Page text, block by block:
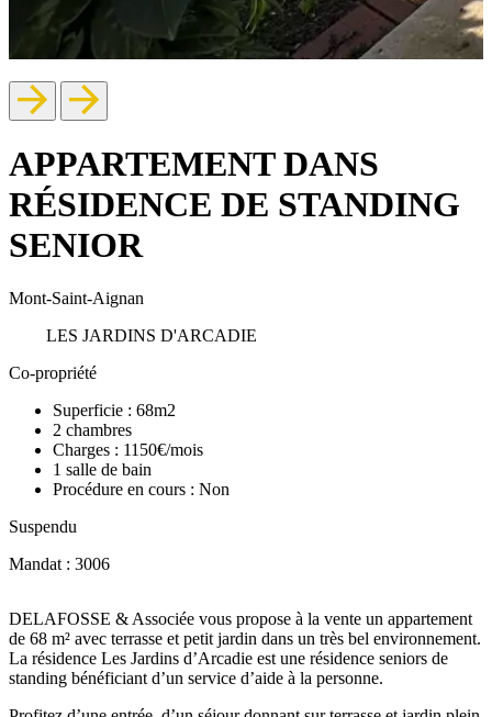
APPARTEMENT DANS
RÉSIDENCE DE STANDING
SENIOR
Mont-Saint-Aignan
LES JARDINS D'ARCADIE
Co-propriété
Superficie : 68m2
2 chambres
Charges : 1150€/mois
1 salle de bain
Procédure en cours : Non
Suspendu
Mandat : 3006
DELAFOSSE & Associée vous propose à la vente un appartement
de 68 m² avec terrasse et petit jardin dans un très bel environnement.
La résidence Les Jardins d’Arcadie est une résidence seniors de
standing bénéficiant d’un service d’aide à la personne.